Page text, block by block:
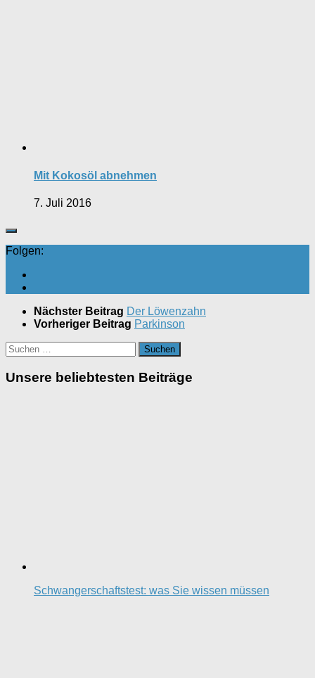
Mit Kokosöl abnehmen
7. Juli 2016
Folgen:
Nächster Beitrag Der Löwenzahn
Vorheriger Beitrag Parkinson
Suchen
nach:
Unsere beliebtesten Beiträge
Schwangerschaftstest: was Sie wissen müssen